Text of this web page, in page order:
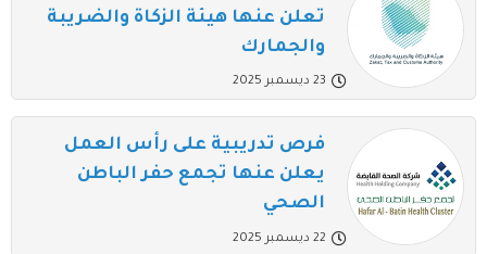
تعلن عنها هيئة الزكاة والضريبة
والجمارك
23 ديسمبر 2025
فرص تدريبية على رأس العمل
يعلن عنها تجمع حفر الباطن
الصحي
22 ديسمبر 2025